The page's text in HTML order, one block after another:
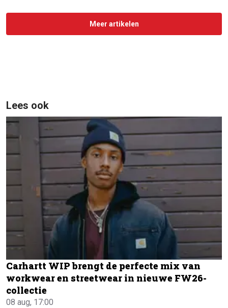
Meer artikelen
Lees ook
Carhartt WIP brengt de perfecte mix van
workwear en streetwear in nieuwe FW26-
collectie
08 aug, 17:00